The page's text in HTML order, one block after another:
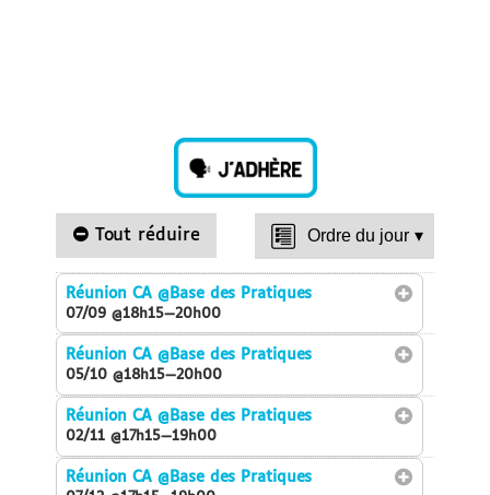
Tout réduire Ordre du jour ▾
Réunion CA@Base des Pratiques
07/09 @18h15—20h00
Réunion CA@Base des Pratiques
05/10 @18h15—20h00
Réunion CA@Base des Pratiques
02/11 @17h15—19h00
Réunion CA@Base des Pratiques